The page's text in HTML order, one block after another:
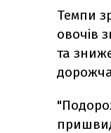
Темпи
овочів
та